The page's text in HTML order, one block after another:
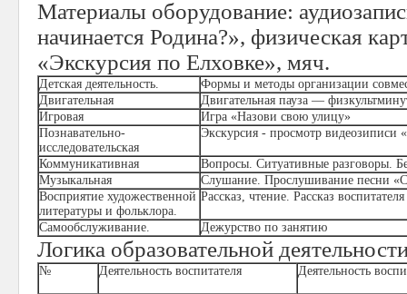
Материалы оборудование:
начинается Родина?», физическая
«Экскурсия по Елховке», мяч.
Детская деятельность.
Формы и методы организации
Двигательная
Двигательная пауза —
Игровая
Игра «Назови свою улицу»
Познавательно-
исследовательская
Экскурсия - просмотр видеозиписи
Коммуникативная
Вопросы. Ситуативные разговоры.
Музыкальная
Слушание. Прослушивание песни «С
Восприятие художественной
литературы и фольклора.
Рассказ, чтение. Рассказ
Самообслуживание. Дежурство по занятию
Логика образовательной
№ Деятельность воспитателя Деятельность